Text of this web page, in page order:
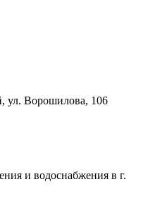
ул. Ворошилова, 106
и водоснабжения в г.